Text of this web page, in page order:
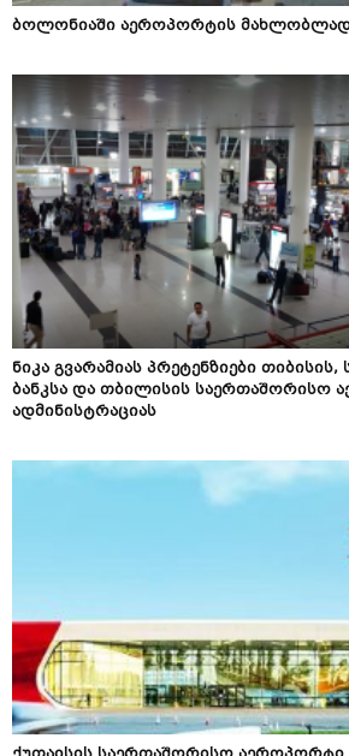
ბოლონიაში აეროპორტის მახლობლად
ნიკა გვარამიას პრეტენზიები
ბანკსა და თბილისის საერთაშორისო
ადმინისტრაციას